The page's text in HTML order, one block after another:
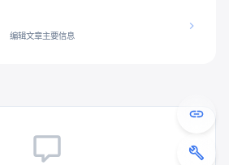
编辑文章主要信息